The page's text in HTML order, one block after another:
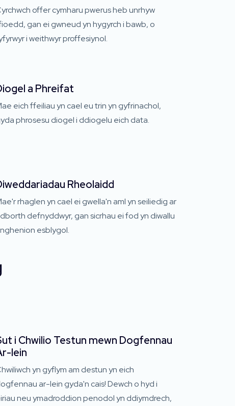
offer cymharu pwerus heb unrhyw
gan ei gwneud yn hygyrch i bawb, o
i weithwyr proffesiynol.
a Phreifat
eich ffeiliau yn cael eu trin yn gyfrinachol,
phrosesu diogel i ddiogelu eich data.
Rheolaidd
rhaglen yn cael ei gwella'n aml yn seiliedig ar
defnyddwyr, gan sicrhau ei fod yn diwallu
esblygol.
i Chwilio Testun mewn Dogfennau
lein
yn gyflym am destun yn eich
ar-lein gyda'n cais! Dewch o hyd i
neu ymadroddion penodol yn ddiymdrech,